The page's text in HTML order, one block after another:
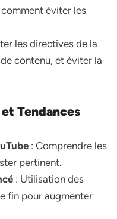
éviter les
les directives de la
contenu, et éviter la
Tendances
: Comprendre les
pertinent.
: Utilisation des
fin pour augmenter